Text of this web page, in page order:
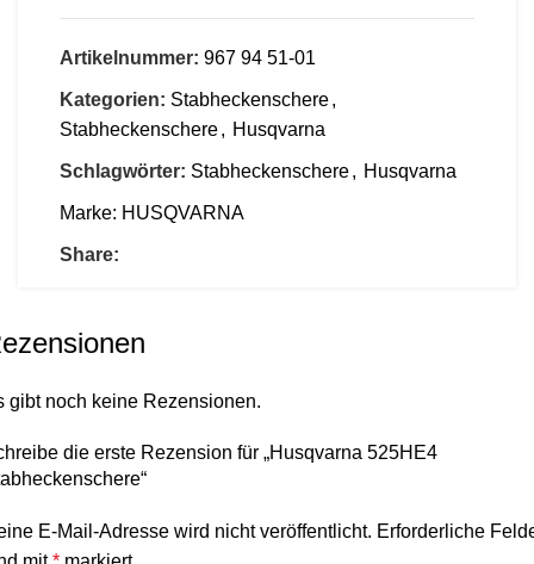
Artikelnummer: 967 94 51‑01
Kategorien: Stabheckenschere,
Stabheckenschere, Husqvarna
Schlagwörter: Stabheckenschere, Husqvarna
Marke: HUSQVARNA
Share:
gibt noch keine Rezensionen.
die erste Rezension für „Husqvarna 525HE4
E-Mail-Adresse wird nicht veröffentlicht. Erforderliche